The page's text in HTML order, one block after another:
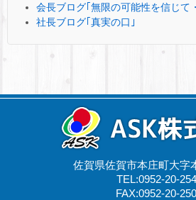
会長ブログ｢無限の可能性を信じて
社長ブログ｢真実の口｣
佐賀県佐賀市本庄町大字
TEL:0952-20-
FAX:0952-20-